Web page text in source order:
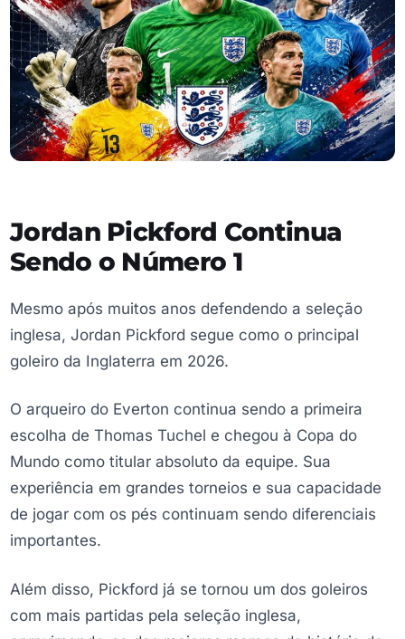
Jordan Pickford Continua
Sendo o Número 1
Mesmo após muitos anos defendendo a seleção
inglesa, Jordan Pickford segue como o principal
goleiro da Inglaterra em 2026.
O arqueiro do Everton continua sendo a primeira
escolha de Thomas Tuchel e chegou à Copa do
Mundo como titular absoluto da equipe. Sua
experiência em grandes torneios e sua capacidade
de jogar com os pés continuam sendo diferenciais
importantes.
Além disso, Pickford já se tornou um dos goleiros
com mais partidas pela seleção inglesa,